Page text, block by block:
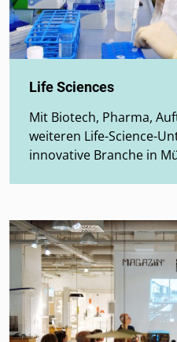
Life Sciences
Mit Biotech, Pharma,
weiteren Life-Science-
innovative Branche in